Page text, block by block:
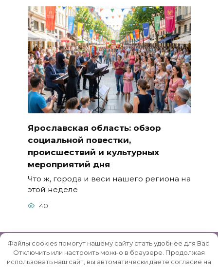
Ярославская область: обзор
социальной повестки,
происшествий и культурных
мероприятий дня
Что ж, города и веси нашего региона на
этой неделе
40
Файлы cookies помогут нашему сайту стать удобнее для Вас.
Отключить или настроить можно в браузере. Продолжая
использовать наш сайт, вы автоматически даете согласие на